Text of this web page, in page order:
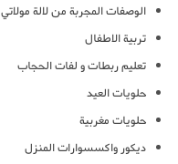
الوصفات المجربة من لالة مولاتي
تربية الاطفال
تعليم ربطات و لفات الحجاب
حلويات العيد
حلويات مغربية
ديكور واكسسوارات المنزل